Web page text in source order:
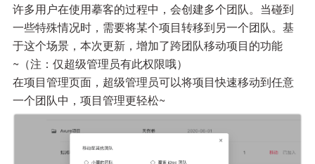
许多用户在使用摹客的过程中，会创建多个团队。当碰到
一些特殊情况时，需要将某个项目转移到另一个团队。基
于这个场景，本次更新，增加了跨团队移动项目的功能
~（注：仅超级管理员有此权限哦）
在项目管理页面，超级管理员可以将项目快速移动到任意
一个团队中，项目管理更轻松~